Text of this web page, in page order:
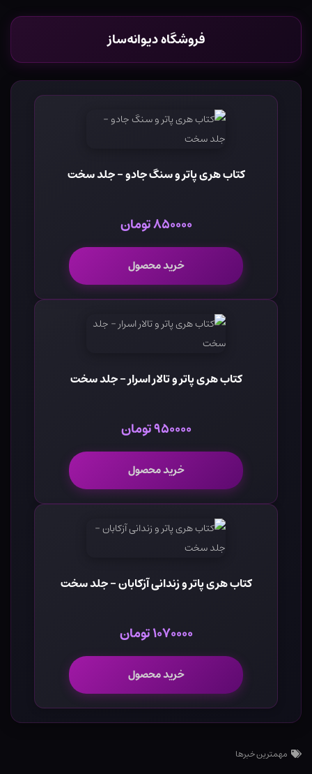
فروشگاه دیوانه‌ساز
کتاب هری پاتر و سنگ جادو - جلد سخت
۸۵۰۰۰۰ تومان
خرید محصول
کتاب هری پاتر و تالار اسرار - جلد سخت
۹۵۰۰۰۰ تومان
خرید محصول
کتاب هری پاتر و زندانی آزکابان - جلد سخت
۱۰۷۰۰۰۰ تومان
خرید محصول
مهمترین خبرها